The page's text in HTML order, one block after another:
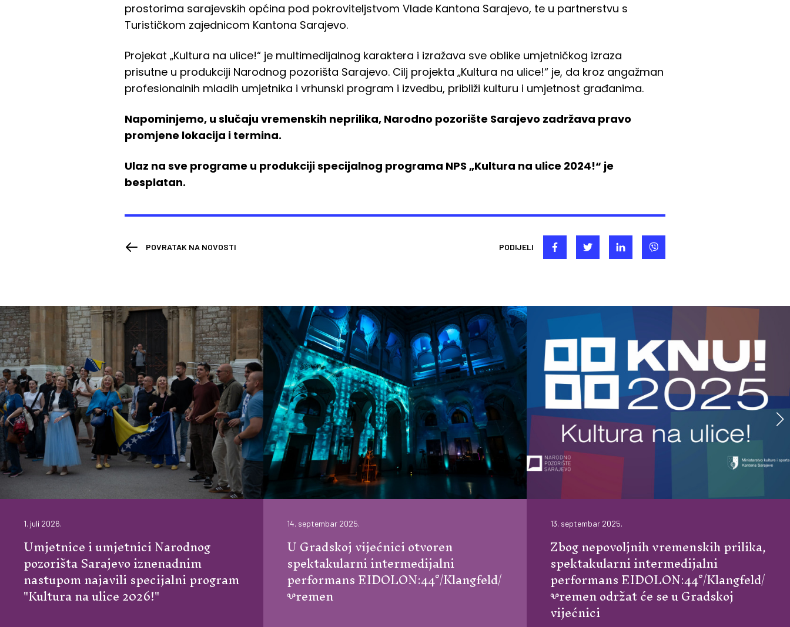
prostorima sarajevskih općina pod pokroviteljstvom Vlade Kantona Sarajevo, te u partnerstvu s
Turističkom zajednicom Kantona Sarajevo.
Projekat „Kultura na ulice!“ je multimedijalnog karaktera i izražava sve oblike umjetničkog izraza
prisutne u produkciji Narodnog pozorišta Sarajevo. Cilj projekta „Kultura na ulice!“ je, da kroz angažman
profesionalnih mladih umjetnika i vrhunski program i izvedbu, približi kulturu i umjetnost građanima.
Napominjemo, u slučaju vremenskih neprilika, Narodno pozorište Sarajevo zadržava pravo
promjene lokacija i termina.
Ulaz na sve programe u produkciji specijalnog programa NPS „Kultura na ulice 2024!“ je
besplatan.
POVRATAK NA NOVOSTI PODIJELI
1. juli 2026.
Umjetnice i umjetnici Narodnog
pozorišta Sarajevo iznenadnim
nastupom najavili specijalni program
"Kultura na ulice 2026!"
14. septembar 2025.
U Gradskoj vijećnici otvoren
spektakularni intermedijalni
performans EIDOLON:44°/Klangfeld/
Ⰲremen
13. septembar 2025.
Zbog nepovoljnih vremenskih prilika,
spektakularni intermedijalni
performans EIDOLON:44°/Klangfeld/
Ⰲremen održat će se u Gradskoj
vijećnici